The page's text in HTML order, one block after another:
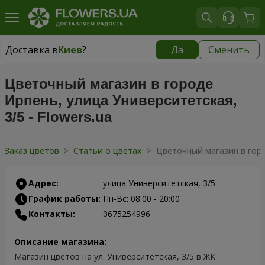
Доставка вКиев? Да Сменить
Доставка вКиев
Цветочный магазин в городе
Ирпень, улица Университетская,
3/5 - Flowers.ua
Заказ цветов > Статьи о цветах > Цветочный магазин в
Адрес:
улица Университетская, 3/5
График работы: Пн-Вс: 08:00 - 20:00
Контакты:
0675254996
Описание магазина:
Магазин цветов на ул. Университетская, 3/5 в ЖК